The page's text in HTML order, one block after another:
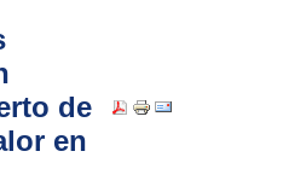
de
en